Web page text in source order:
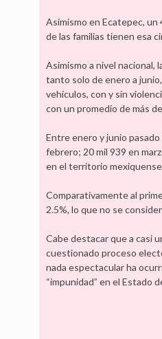
Asimismo en Ecatepec, un
de las familias tienen esa
Asimismo a nivel
tanto solo de enero a
vehículos, con y sin
con un promedio de más
Entre enero y junio
febrero; 20 mil 939 en
en el territorio
Comparativamente al
2.5%, lo que no se
Cabe destacar que a casi
cuestionado proceso
nada espectacular ha
“impunidad” en el Estado